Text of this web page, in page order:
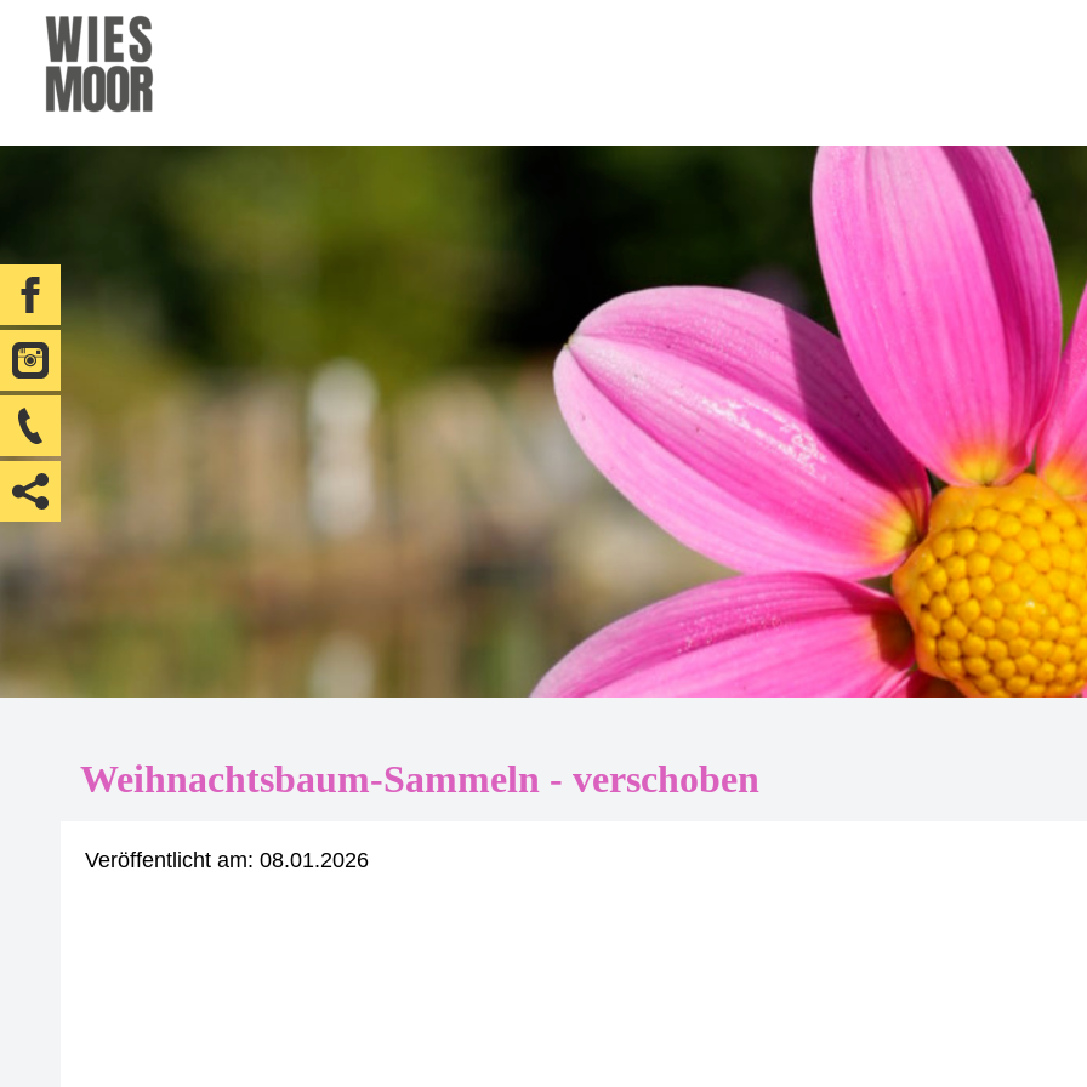
Weihnachtsbaum-Sammeln - verschoben
Veröffentlicht am: 08.01.2026